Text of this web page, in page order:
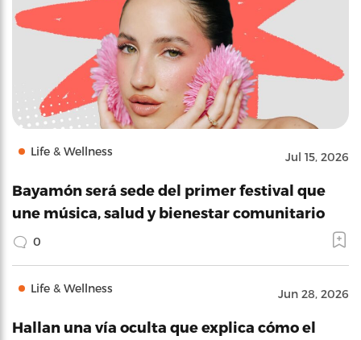
Life & Wellness Jul 15, 2026
Bayamón será sede del primer festival que
une música, salud y bienestar comunitario
0
Life & Wellness Jun 28, 2026
Hallan una vía oculta que explica cómo el